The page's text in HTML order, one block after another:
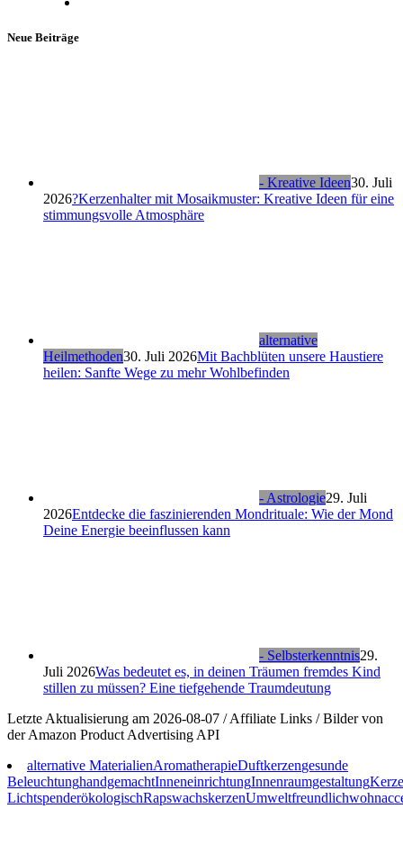
Neue Beiträge
- Kreative Ideen30. Juli
2026?Kerzenhalter mit Mosaikmuster: Kreative Ideen für eine
stimmungsvolle Atmosphäre
alternative
Heilmethoden30. Juli 2026Mit Bachblüten unsere Haustiere
heilen: Sanfte Wege zu mehr Wohlbefinden
- Astrologie29. Juli
2026Entdecke die faszinierenden Mondrituale: Wie der Mond
Deine Energie beeinflussen kann
- Selbsterkenntnis29.
Juli 2026Was bedeutet es, in deinen Träumen fremdes Kind
stillen zu müssen? Eine tiefgehende Traumdeutung
Letzte Aktualisierung am 2026-08-07 / Affiliate Links / Bilder von
der Amazon Product Advertising API
alternative MaterialienAromatherapieDuftkerzengesunde
BeleuchtunghandgemachtInneneinrichtungInnenraumgestaltung
LichtspenderökologischRapswachskerzenUmweltfreundlich